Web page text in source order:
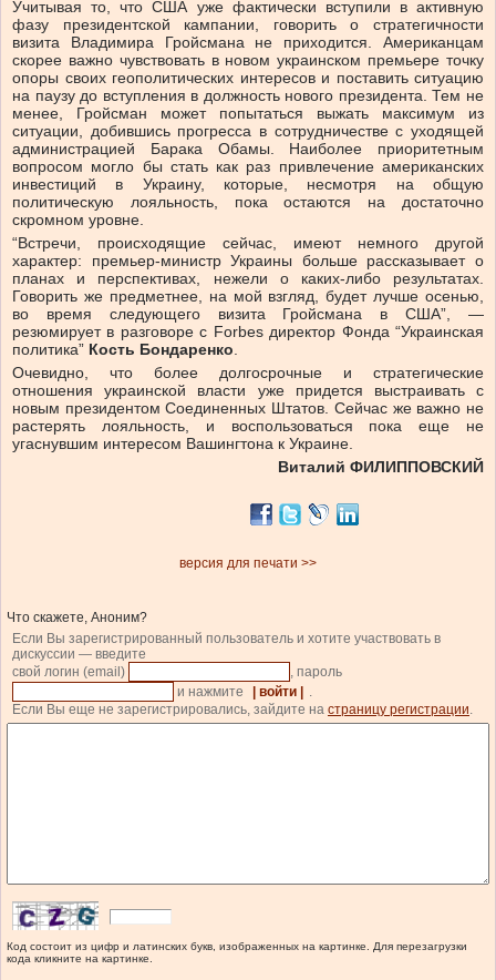
Учитывая то, что США уже фактически вступили в активную
фазу президентской кампании, говорить о стратегичности
визита Владимира Гройсмана не приходится. Американцам
скорее важно чувствовать в новом украинском премьере точку
опоры своих геополитических интересов и поставить ситуацию
на паузу до вступления в должность нового президента. Тем не
менее, Гройсман может попытаться выжать максимум из
ситуации, добившись прогресса в сотрудничестве с уходящей
администрацией Барака Обамы. Наиболее приоритетным
вопросом могло бы стать как раз привлечение американских
инвестиций в Украину, которые, несмотря на общую
политическую лояльность, пока остаются на достаточно
скромном уровне.
“Встречи, происходящие сейчас, имеют немного другой
характер: премьер-министр Украины больше рассказывает о
планах и перспективах, нежели о каких-либо результатах.
Говорить же предметнее, на мой взгляд, будет лучше осенью,
во время следующего визита Гройсмана в США”, —
резюмирует в разговоре с Forbes директор Фонда “Украинская
политика” Кость Бондаренко.
Очевидно, что более долгосрочные и стратегические
отношения украинской власти уже придется выстраивать с
новым президентом Соединенных Штатов. Сейчас же важно не
растерять лояльность, и воспользоваться пока еще не
угаснувшим интересом Вашингтона к Украине.
Виталий ФИЛИППОВСКИЙ
версия для печати >>
Что скажете, Аноним?
Если Вы зарегистрированный пользователь и хотите участвовать в
дискуссии — введите
свой логин (email)
, пароль
и нажмите
| войти |
.
Если Вы еще не зарегистрировались, зайдите на страницу регистрации.
Код состоит из цифр и латинских букв, изображенных на картинке. Для перезагрузки
кода кликните на картинке.